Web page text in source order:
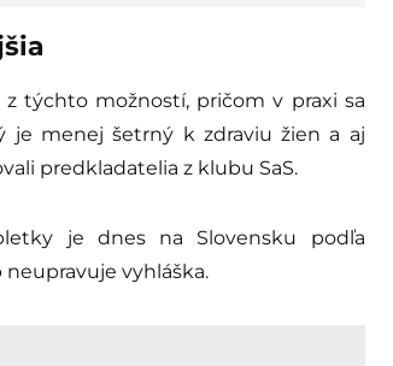
z týchto možností, pričom v praxi sa
je menej šetrný k zdraviu žien a aj
predkladatelia z klubu SaS.
je dnes na Slovensku podľa
vyhláška.